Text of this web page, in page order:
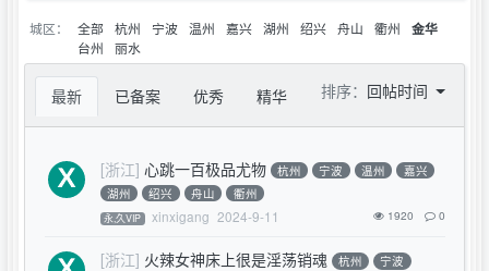
城区： 全部 杭州 宁波 温州 嘉兴 湖州 绍兴 舟山 衢州
金华
台州
丽水
最新 已备案 优秀 精华 排序： 回帖时间
[浙江] 心跳一百极品尤物 杭州 宁波 温州
嘉兴
湖州
绍兴 舟山 衢州
永,久VIP xinxigang 2024-9-11 1920 0
[浙江] 火辣女神床上很是淫荡销魂 杭州
宁波